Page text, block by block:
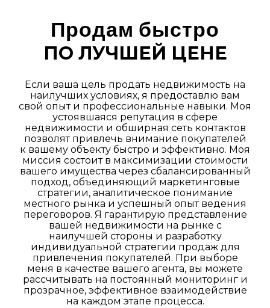
Продам быстро
ПО ЛУЧШЕЙ ЦЕНЕ
Если ваша цель продать недвижимость на
наилучших условиях, я предоставлю вам
свой опыт и профессиональные навыки. Моя
устоявшаяся репутация в сфере
недвижимости и обширная сеть контактов
позволят привлечь внимание покупателей
к вашему объекту быстро и эффективно. Моя
миссия состоит в максимизации стоимости
вашего имущества через сбалансированный
подход, объединяющий маркетинговые
стратегии, аналитическое понимание
местного рынка и успешный опыт ведения
переговоров. Я гарантирую представление
вашей недвижимости на рынке с
наилучшей стороны и разработку
индивидуальной стратегии продаж для
привлечения покупателей. При выборе
меня в качестве вашего агента, вы можете
рассчитывать на постоянный мониторинг и
прозрачное, эффективное взаимодействие
на каждом этапе процесса.